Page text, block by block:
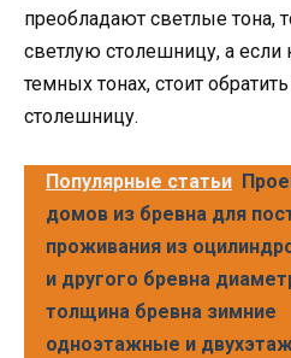
преобладают светлые тона,
светлую столешницу, а
темных тонах, стоит
столешницу.
Популярные статьи
домов из бревна для
проживания из
и другого бревна
толщина бревна зимние
одноэтажные и